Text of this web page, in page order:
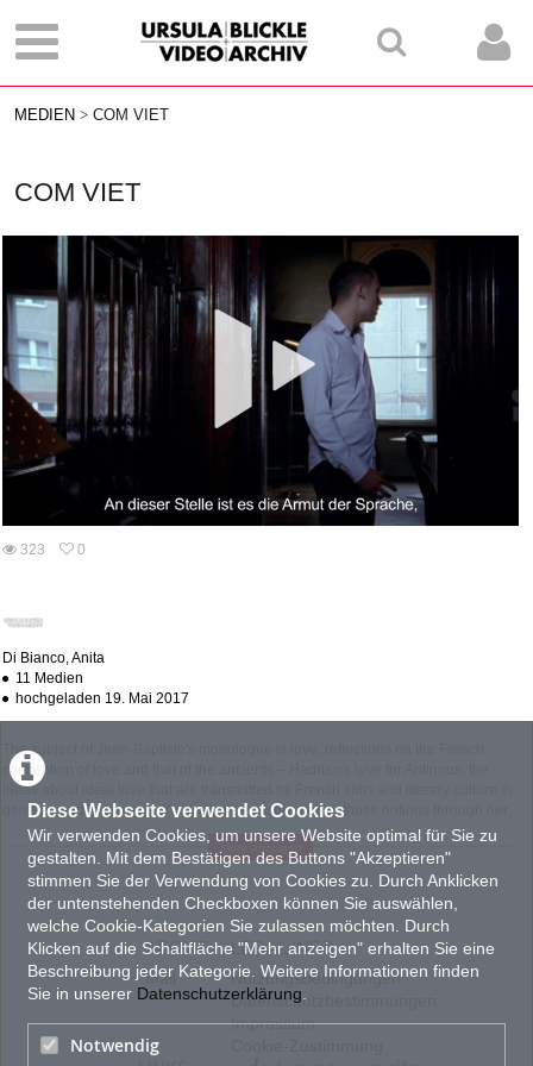
Diese Webseite verwendet Cookies
Wir verwenden Cookies, um unsere Website optimal für Sie zu
gestalten. Mit dem Bestätigen des Buttons "Akzeptieren"
stimmen Sie der Verwendung von Cookies zu. Durch Anklicken
der untenstehenden Checkboxen können Sie auswählen,
welche Cookie-Kategorien Sie zulassen möchten. Durch
Klicken auf die Schaltfläche "Mehr anzeigen" erhalten Sie eine
Beschreibung jeder Kategorie. Weitere Informationen finden
Sie in unserer Datenschutzerklärung
Notwendig
MEDIEN COM VIET
COM VIET
323
0
Di Bianco, Anita
11 Medien
hochgeladen 19. Mai 2017
The subject of Jean-Baptiste's monologue is love, reflections on the French
conception of love and that of the ancients – Hadrian's love for Antinous, the
ideas about ideal love that are transmitted by French films and literary culture in
general, and Marguerite Yourcenar's transmission of those notions through her
own intimate relationship with literature, with history as a material of shifting
properties, consciousnesses, points of convergence. Excerpted from an
interview with Yourcenar from 1980, playing with the borrowing of a literary
tradition, updating Yourcenar's interview into another context, drawing out the
actor's own relation both to inhabiting the current space and conditions of the
city while reflecting Yourcenar's timeless conceptions of real and fictional love
and longing.
Source:http://www.anitadi.net/com.php
TAGS: Liebe Literatur KATEGORIEN: FILM UND VIDEO
ABOUT
Mail
LEGAL INFO
Nutzungsbedingungen
Datenschutzbestimmungen
Impressum